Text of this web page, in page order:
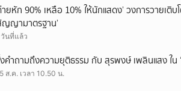
ายหัก 90% เหลือ 10% ให้นักแสดง’ วงการวายเติ
ญญามาตรฐาน’
วันที่แล้ว
คำถามถึงความยุติธรรม กับ สุรพงษ์ เพลินแสง ใน
ส.ค. เวลา 10.50 น.